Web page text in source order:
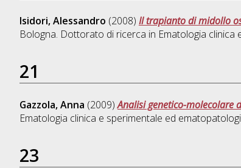
Isidori, Alessandro (2008) Il trapianto di midollo
Bologna. Dottorato di ricerca in Ematologia clinica
21
Gazzola, Anna (2009)Analisi genetico-molecolare
Ematologia clinica e sperimentale ed
23